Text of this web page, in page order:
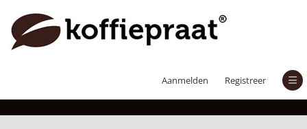
Aanmelden Registreer